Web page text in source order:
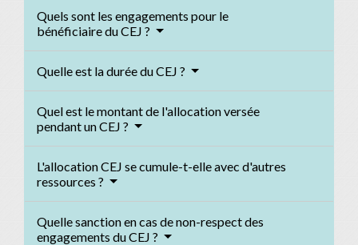
Quels sont les engagements pour le
bénéficiaire du CEJ ?
Quelle est la durée du CEJ ?
Quel est le montant de l'allocation versée
pendant un CEJ ?
L'allocation CEJ se cumule-t-elle avec d'autres
ressources ?
Quelle sanction en cas de non-respect des
engagements du CEJ ?